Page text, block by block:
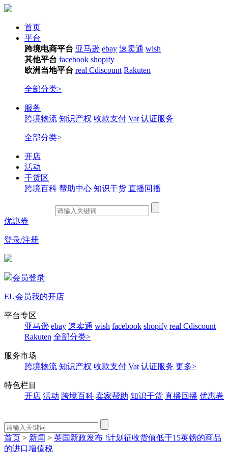
首页
平台
跨境电商平台 亚马逊 ebay 速卖通 wish
其他平台 facebook shopify
欧洲当地平台 real Cdiscount Rakuten
全部分类>
服务
跨境物流 知识产权 收款支付 Vat 认证服务
全部分类>
开店
活动
干货区
跨境百科 帮助中心 知识干货 直播回播
优惠券
登录/注册
会员登录
EU会员我的开店
平台专区
亚马逊 ebay 速卖通 wish facebook shopify real Cdiscount
Rakuten 全部分类>
服务市场
跨境物流 知识产权 收款支付 Vat 认证服务 更多>
特色栏目
开店 活动 跨境百科 卖家帮助 知识干货 直播回播 优惠卷
首页 > 新闻 > 英国新政发布 !计划征收货值低于15英镑的商品
的进口增值税